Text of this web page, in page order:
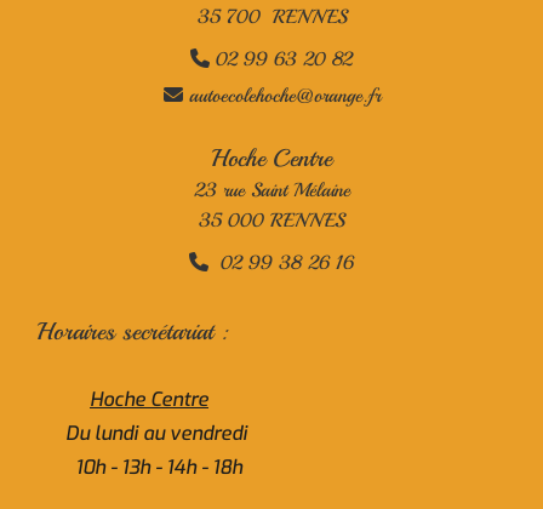
35 700 RENNES
 02 99 63 20 82
autoecolehoche@orange.fr
Hoche Centre
23 rue Saint Mélaine
35 000 RENNES
 02 99 38 26 16
Horaires secrétariat :
Hoche Centre
Du lundi au vendredi
10h - 13h - 14h - 18h